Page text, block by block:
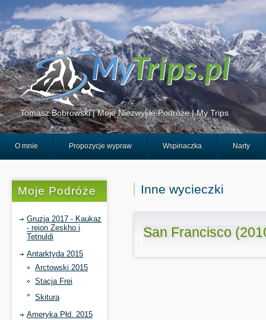
Tomasz Bobrowski | Moje Niezwykłe Podróże | My Trips
O mnie Propozycje wypraw Wspinaczka Narty
Moje Podróże
Gruzja 2017 - Kaukaz
- rejon Zeskho i
Tetnuldi
Antarktyda 2015
Arctowski 2015
Stacja Frei
Skitura
Ameryka Płd. 2015
Inne wycieczki
San Francisco